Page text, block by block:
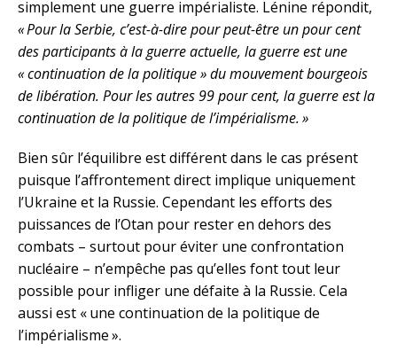
simplement une guerre impérialiste. Lénine répondit,
« Pour la Serbie, c’est-à-dire pour peut-être un pour cent
des participants à la guerre actuelle, la guerre est une
« continuation de la politique » du mouvement bourgeois
de libération. Pour les autres 99 pour cent, la guerre est la
continuation de la politique de l’impérialisme. »
Bien sûr l’équilibre est différent dans le cas présent
puisque l’affrontement direct implique uniquement
l’Ukraine et la Russie. Cependant les efforts des
puissances de l’Otan pour rester en dehors des
combats – surtout pour éviter une confrontation
nucléaire – n’empêche pas qu’elles font tout leur
possible pour infliger une défaite à la Russie. Cela
aussi est « une continuation de la politique de
l’impérialisme ».